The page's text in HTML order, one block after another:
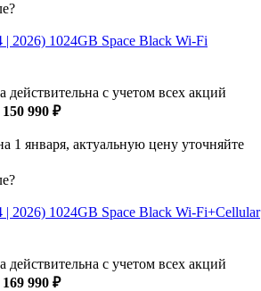
| 2026) 1024GB Space Black Wi-Fi
действительна с учетом всех акций
150 990 ₽
1 января, актуальную цену уточняйте
| 2026) 1024GB Space Black Wi-Fi+Cellular
действительна с учетом всех акций
169 990 ₽